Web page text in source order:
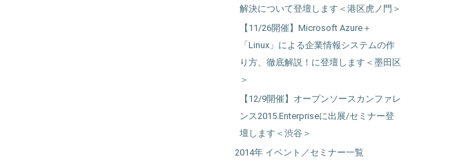
解決について登壇します＜港区虎ノ門＞
【11/26開催】Microsoft Azure＋
「Linux」による企業情報システムの作
り方、徹底解説！に登壇します＜墨田区
＞
【12/9開催】オープンソースカンファレ
ンス2015.Enterpriseに出展/セミナー登
壇します＜渋谷＞
2014年 イベント／セミナー一覧